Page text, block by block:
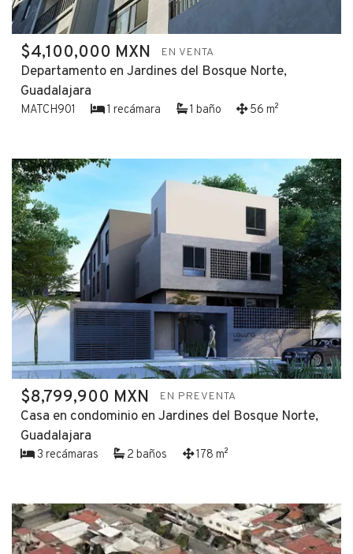
$4,100,000 MXN EN VENTA
Departamento en Jardines del Bosque Norte,
Guadalajara
MATCH901 1 recámara 1 baño 56 m²
$8,799,900 MXN EN PREVENTA
Casa en condominio en Jardines del Bosque Norte,
Guadalajara
3 recámaras 2 baños 178 m²